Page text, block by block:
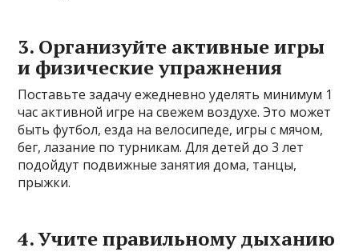
3. Организуйте активные игры
и физические упражнения
Поставьте задачу ежедневно уделять минимум 1
час активной игре на свежем воздухе. Это может
быть футбол, езда на велосипеде, игры с мячом,
бег, лазание по турникам. Для детей до 3 лет
подойдут подвижные занятия дома, танцы,
прыжки.
4. Учите правильному дыханию